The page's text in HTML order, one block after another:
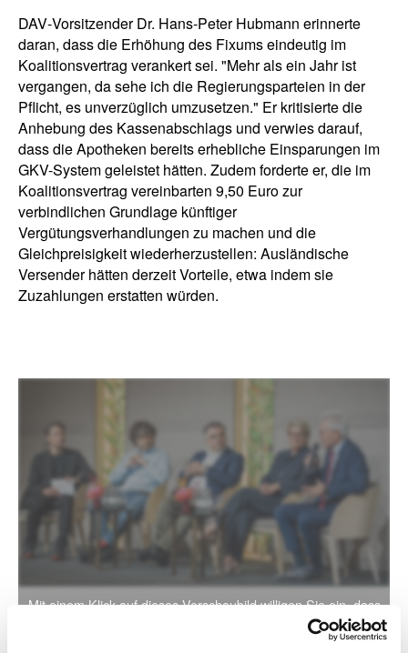
DAV‑Vorsitzender Dr. Hans‑Peter Hubmann erinnerte
daran, dass die Erhöhung des Fixums eindeutig im
Koalitionsvertrag verankert sei. "Mehr als ein Jahr ist
vergangen, da sehe ich die Regierungsparteien in der
Pflicht, es unverzüglich umzusetzen." Er kritisierte die
Anhebung des Kassenabschlags und verwies darauf,
dass die Apotheken bereits erhebliche Einsparungen im
GKV-System geleistet hätten. Zudem forderte er, die im
Koalitionsvertrag vereinbarten 9,50 Euro zur
verbindlichen Grundlage künftiger
Vergütungsverhandlungen zu machen und die
Gleichpreisigkeit wiederherzustellen: Ausländische
Versender hätten derzeit Vorteile, etwa indem sie
Zuzahlungen erstatten würden.
Mit einem Klick auf dieses Vorschaubild willigen Sie ein, dass
Inhalte von Google nachgeladen werden. Hierdurch erhält
Google die Information, dass Sie unsere Seite aufgerufen